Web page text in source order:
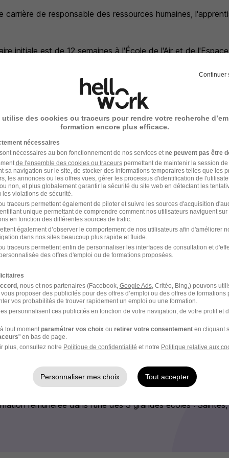
carrière de responsable des ressources humaines,
initiale est de 12 semaines à l'École de l'Air et de
du-Rhône).
rémunérée :
tests d'entrée en formation, vous êtes pleinement
l'Espace. À ce titre, vous bénéficiez de votre salaire en
jusqu'à l'obtention des certifications requises pour
humaines.
par an
sur les tarifs SNCF pour vous
votre conjoint et vos enfants
que vous soyez un homme ou une femme
en tant qu’aviateur
sur base pour les nouveaux engagés
recrutement
peuvent varier selon l'offre à laquelle vous postulez.
de financer les études en échange du service militaire
rémunérée dans l'une des 3 grandes écoles :
Continuer
utilise des cookies ou traceurs pour rendre votre recherche
formation encore plus efficace.
nécessaires
nécessaires au bon fonctionnement de nos services et ne peuvent pas être
de l'ensemble des cookies ou traceurspermettant de maintenir la session
sa navigation sur le site, de stocker des informations temporaires telles que les
les annonces ou les offres vues, gérer les processus d'identification de
non, et plus globalement garantir la sécurité du site web en détectant les
violations de sécurité.
traceurs permettent également de piloter et suivre les sources d'acquisition
unique permettant de comprendre comment nos utilisateurs naviguent sur
en fonction des différentes sources de trafic.
également d’observer le comportement de nos utilisateurs afin d'améliorer
dans nos sites beaucoup plus rapide et fluide.
traceurs permettent enfin de personnaliser les interfaces de consultation et
des offres d'emploi ou de formations proposées.
, nous et nos partenaires (Facebook, Google Ads, Critéo, Bing,) pouvons
proposer des publicités pour des offres d’emploi ou des offres de formations
vos probabilités de trouver rapidement un emploi ou une formation.
personnalisent ces publicités en fonction de votre navigation, de votre profil et
tout moment paramétrer vos choix ou retirer votre consentementen cliquant
" en bas de page.
plus, consultez notre Politique de confidentialité et notre Politique relative aux
Personnaliser mes choix Tout accepter